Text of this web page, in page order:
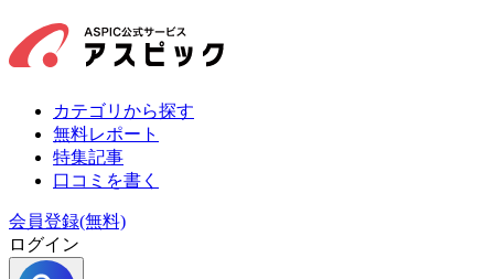
カテゴリから探す
無料レポート
特集記事
口コミを書く
会員登録(無料)
ログイン